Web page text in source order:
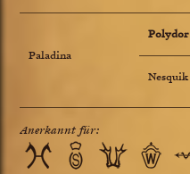
Paladina
Polydor
Nesquik
Anerkannt für: